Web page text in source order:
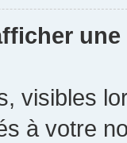
visibles
à votre